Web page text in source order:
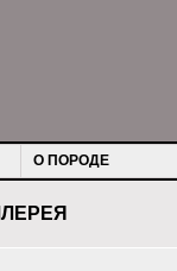
О ПОРОДЕ